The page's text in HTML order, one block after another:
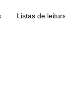
Listas de